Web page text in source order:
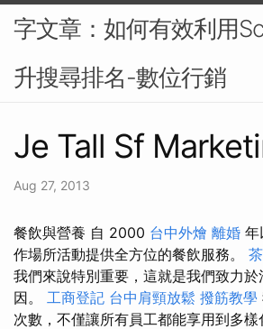
字文章：如何有效利用
升搜尋排名-數位行銷
Je Tall Sf
Aug 27, 2013
餐飲與營養 自 2000 台中外燴 離婚 年
作場所活動提供全方位的餐飲服務。
我們來說特別重要，這就是我們致力
因。 工商登記 台中肩頸放鬆 撥筋教學
次數，不僅讓所有員工都能享用到多